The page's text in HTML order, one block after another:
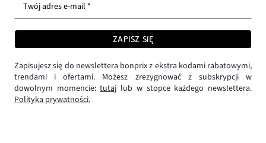
Twój adres e-mail *
ZAPISZ SIĘ
Zapisujesz się do newslettera bonprix z ekstra kodami rabatowymi,
trendami i ofertami. Możesz zrezygnować z subskrypcji w
dowolnym momencie:tutaj lub w stopce każdego newslettera.
Polityka prywatności.